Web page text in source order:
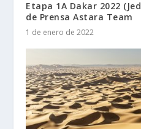
Etapa 1A Dakar 2022
de Prensa Astara Team
1 de enero de 2022